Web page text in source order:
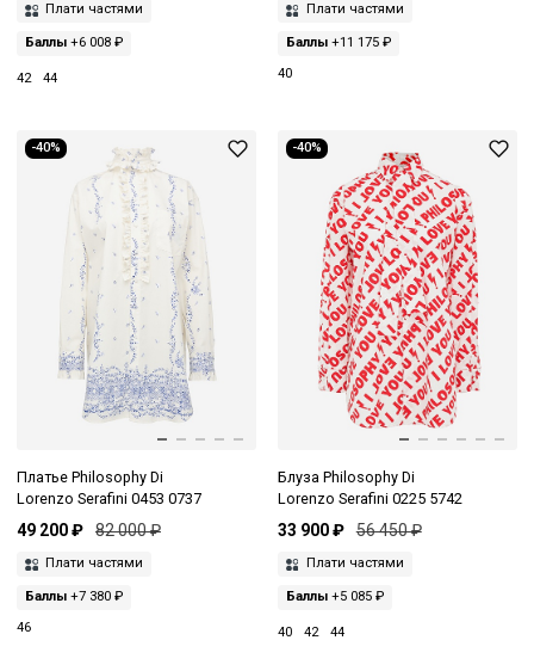
Плати частями
Баллы +6 008 ₽
42 44
Плати частями
Баллы+11 175 ₽
40
-40%
Платье Philosophy Di
Lorenzo Serafini 0453 0737
49 200 ₽ 82 000 ₽
Плати частями
Баллы +7 380 ₽
46
-40%
Блуза Philosophy Di
Lorenzo Serafini 0225 5742
33 900 ₽ 56 450 ₽
Плати частями
Баллы+5 085 ₽
40 42 44